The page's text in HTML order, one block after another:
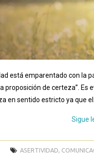
está emparentado con la
proposición de certeza”.
en sentido estricto ya que el…
Sigue
ASERTIVIDAD,